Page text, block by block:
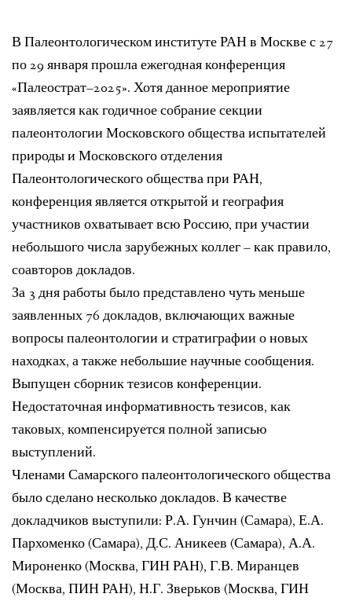
ПОЛЕЗНЫЕ САЙТЫ
НАШИ НАГРАДЫ
НАШИ НАХОДКИ
ПОЗДРАВЛЕНИЯ
ДОКУМЕНТЫ
ВЕРСИЯ ДЛЯ СЛАБОВИДЯЩИХ
В Палеонтологическом институте РАН в Москве с 27
по 29 января прошла ежегодная конференция
«Палеострат–2025». Хотя данное мероприятие
заявляется как годичное собрание секции
палеонтологии Московского общества испытателей
природы и Московского отделения
Палеонтологического общества при РАН,
конференция является открытой и география
участников охватывает всю Россию, при участии
небольшого числа зарубежных коллег – как правило,
соавторов докладов.
За 3 дня работы было представлено чуть меньше
заявленных 76 докладов, включающих важные
вопросы палеонтологии и стратиграфии о новых
находках, а также небольшие научные сообщения.
Выпущен сборник тезисов конференции.
Недостаточная информативность тезисов, как
таковых, компенсируется полной записью
выступлений.
Членами Самарского палеонтологического общества
было сделано несколько докладов. В качестве
докладчиков выступили: Р.А. Гунчин (Самара), Е.А.
Пархоменко (Самара), Д.С. Аникеев (Самара), А.А.
Мироненко (Москва, ГИН РАН), Г.В. Миранцев
(Москва, ПИН РАН), Н.Г. Зверьков (Москва, ГИН